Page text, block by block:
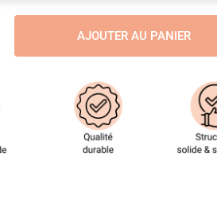
AJOUTER AU PANIER